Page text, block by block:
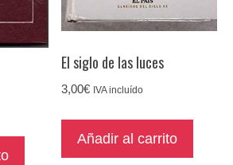
El siglo de las luces
3,00€ IVA incluído
Añadir al carrito